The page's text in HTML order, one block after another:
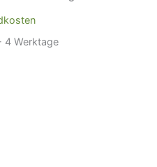
4 Werktage